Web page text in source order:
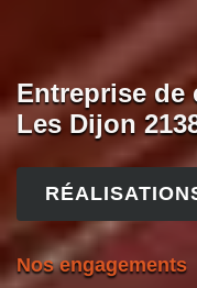
Entreprise de
Les Dijon
Nos engagements